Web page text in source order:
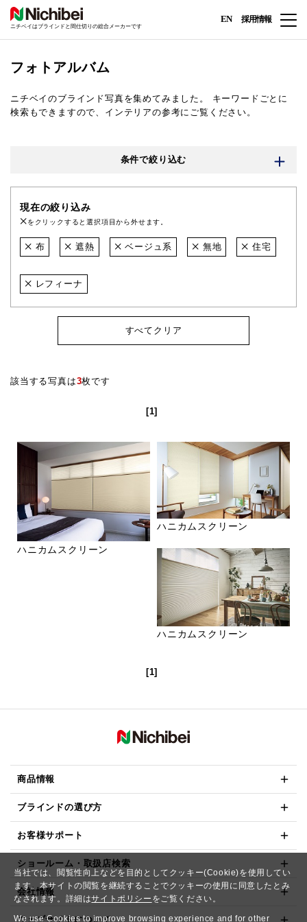
当社では、閲覧性向上などを目的としてクッキー(Cookie)を使用してい
ます。本サイトの閲覧を継続することでクッキーの使用に同意したとみ
なされます。詳細はサイトポリシー をご覧ください。
We use Cookies to improve browsing experience and for other
ニチベイはブラインドと間仕切りの総合メーカーです
EN 採用情報
フォトアルバム
ニチベイのブラインド写真を集めてみました。
キーワードごとに
検索もできますので、インテリアの参考にご覧ください。
条件で絞り込む
現在の絞り込み
をクリックすると選択項目から外せます。
布 遮熱 ベージュ系 無地 住宅
レフィーナ
すべてクリア
該当する写真は3枚です
[1]
ハニカムスクリーン
ハニカムスクリーン
ハニカムスクリーン
[1]
商品情報
ブラインドの選び方
お客様サポート
ショールーム・取扱店検索
会社情報
ウェブサイトについて